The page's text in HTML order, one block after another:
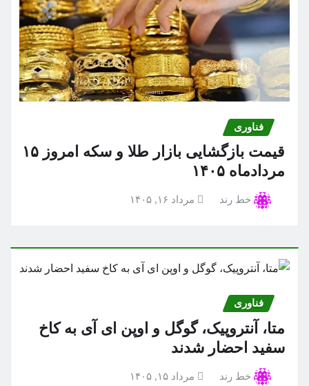
فناوری
قیمت بازگشایی بازار طلا و سکه امروز ۱۵
مردادماه ۱۴۰۵
خط رند مرداد ۱۶, ۱۴۰۵
فناوری
متا، آنتروپیک، گوگل و اوپن ای آی به کاخ
سفید احضار شدند
خط رند مرداد ۱۵, ۱۴۰۵